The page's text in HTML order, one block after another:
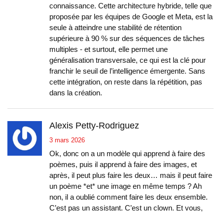
connaissance. Cette architecture hybride, telle que
proposée par les équipes de Google et Meta, est la
seule à atteindre une stabilité de rétention
supérieure à 90 % sur des séquences de tâches
multiples - et surtout, elle permet une
généralisation transversale, ce qui est la clé pour
franchir le seuil de l’intelligence émergente. Sans
cette intégration, on reste dans la répétition, pas
dans la création.
Alexis Petty-Rodriguez
3 mars 2026
Ok, donc on a un modèle qui apprend à faire des
poèmes, puis il apprend à faire des images, et
après, il peut plus faire les deux… mais il peut faire
un poème *et* une image en même temps ? Ah
non, il a oublié comment faire les deux ensemble.
C’est pas un assistant. C’est un clown. Et vous,